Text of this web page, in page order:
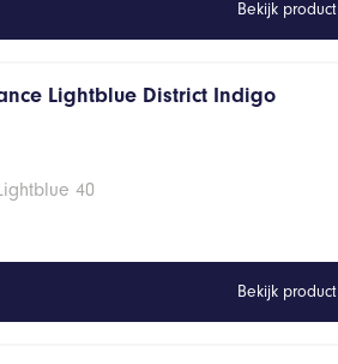
Bekijk product
Lightblue District Indigo
40
Bekijk product